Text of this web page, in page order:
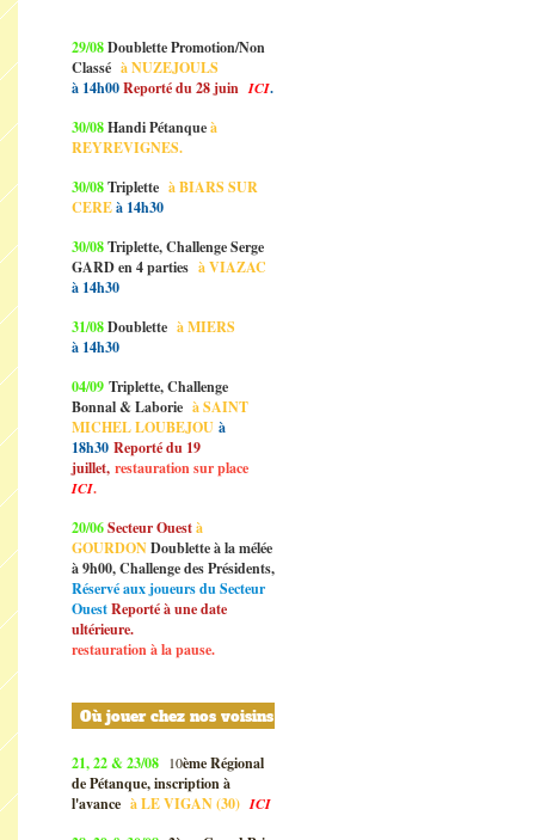
29/08Doublette Promotion/Non
Classé à NUZEJOULS
à 14h00Reporté du 28 juin ICI.
30/08Handi Pétanqueà
REYREVIGNES.
30/08Triplette à BIARS SUR
CEREà 14h30
30/08Triplette, Challenge Serge
GARD en 4 parties à VIAZAC
à 14h30
31/08Doublette à MIERS
à 14h30
04/09 Triplette, Challenge
Bonnal & Laborie à SAINT
MICHEL LOUBEJOU à
18h30 Reporté du 19
juillet, restauration sur place
ICI.
20/06Secteur Ouestà
GOURDONDoublette à la mélée
à 9h00, Challenge des Présidents,
Réservé aux joueurs du Secteur
OuestReporté à une date
ultérieure.
restauration à la pause.
Où jouer chez nos voisins
21, 22 & 23/08 10ème Régional
de Pétanque, inscription à
l'avance àLE VIGAN (30) ICI